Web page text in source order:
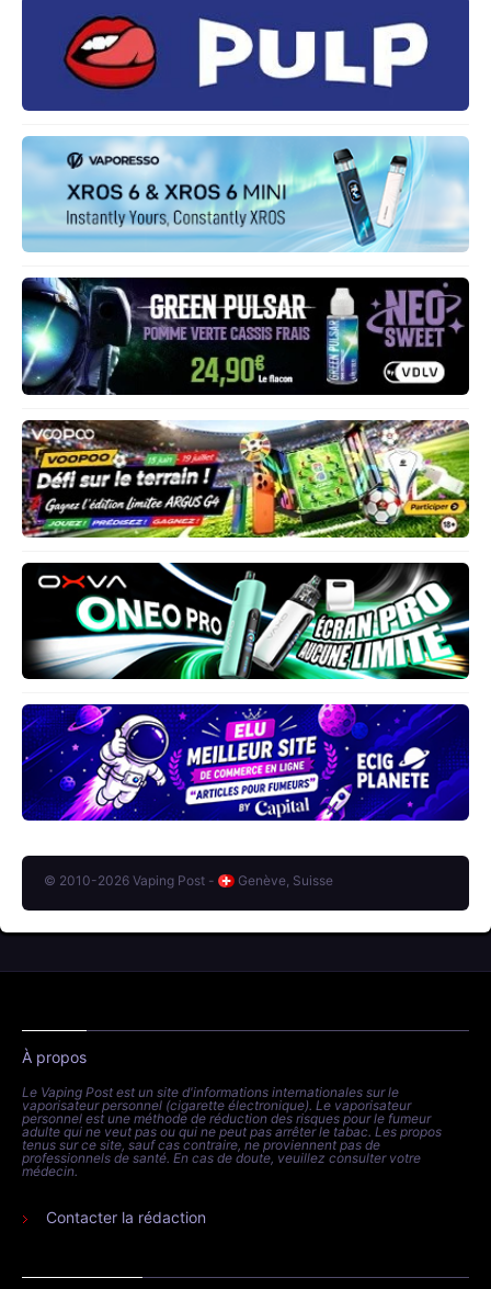
© 2010-2026 Vaping Post - Genève, Suisse
À propos
Le Vaping Post est un site d'informations internationales sur le
vaporisateur personnel (cigarette électronique). Le vaporisateur
personnel est une méthode de réduction des risques pour le fumeur
adulte qui ne veut pas ou qui ne peut pas arrêter le tabac. Les propos
tenus sur ce site, sauf cas contraire, ne proviennent pas de
professionnels de santé. En cas de doute, veuillez consulter votre
médecin.
Contacter la rédaction